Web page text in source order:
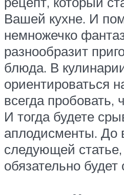
Вашей кухне. И
немножечко
разнообразит
блюда. В
ориентироваться
всегда пробовать,
И тогда будете
аплодисменты. До
следующей
обязательно будет